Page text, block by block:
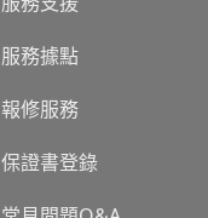
服務據點
報修服務
保證書登錄